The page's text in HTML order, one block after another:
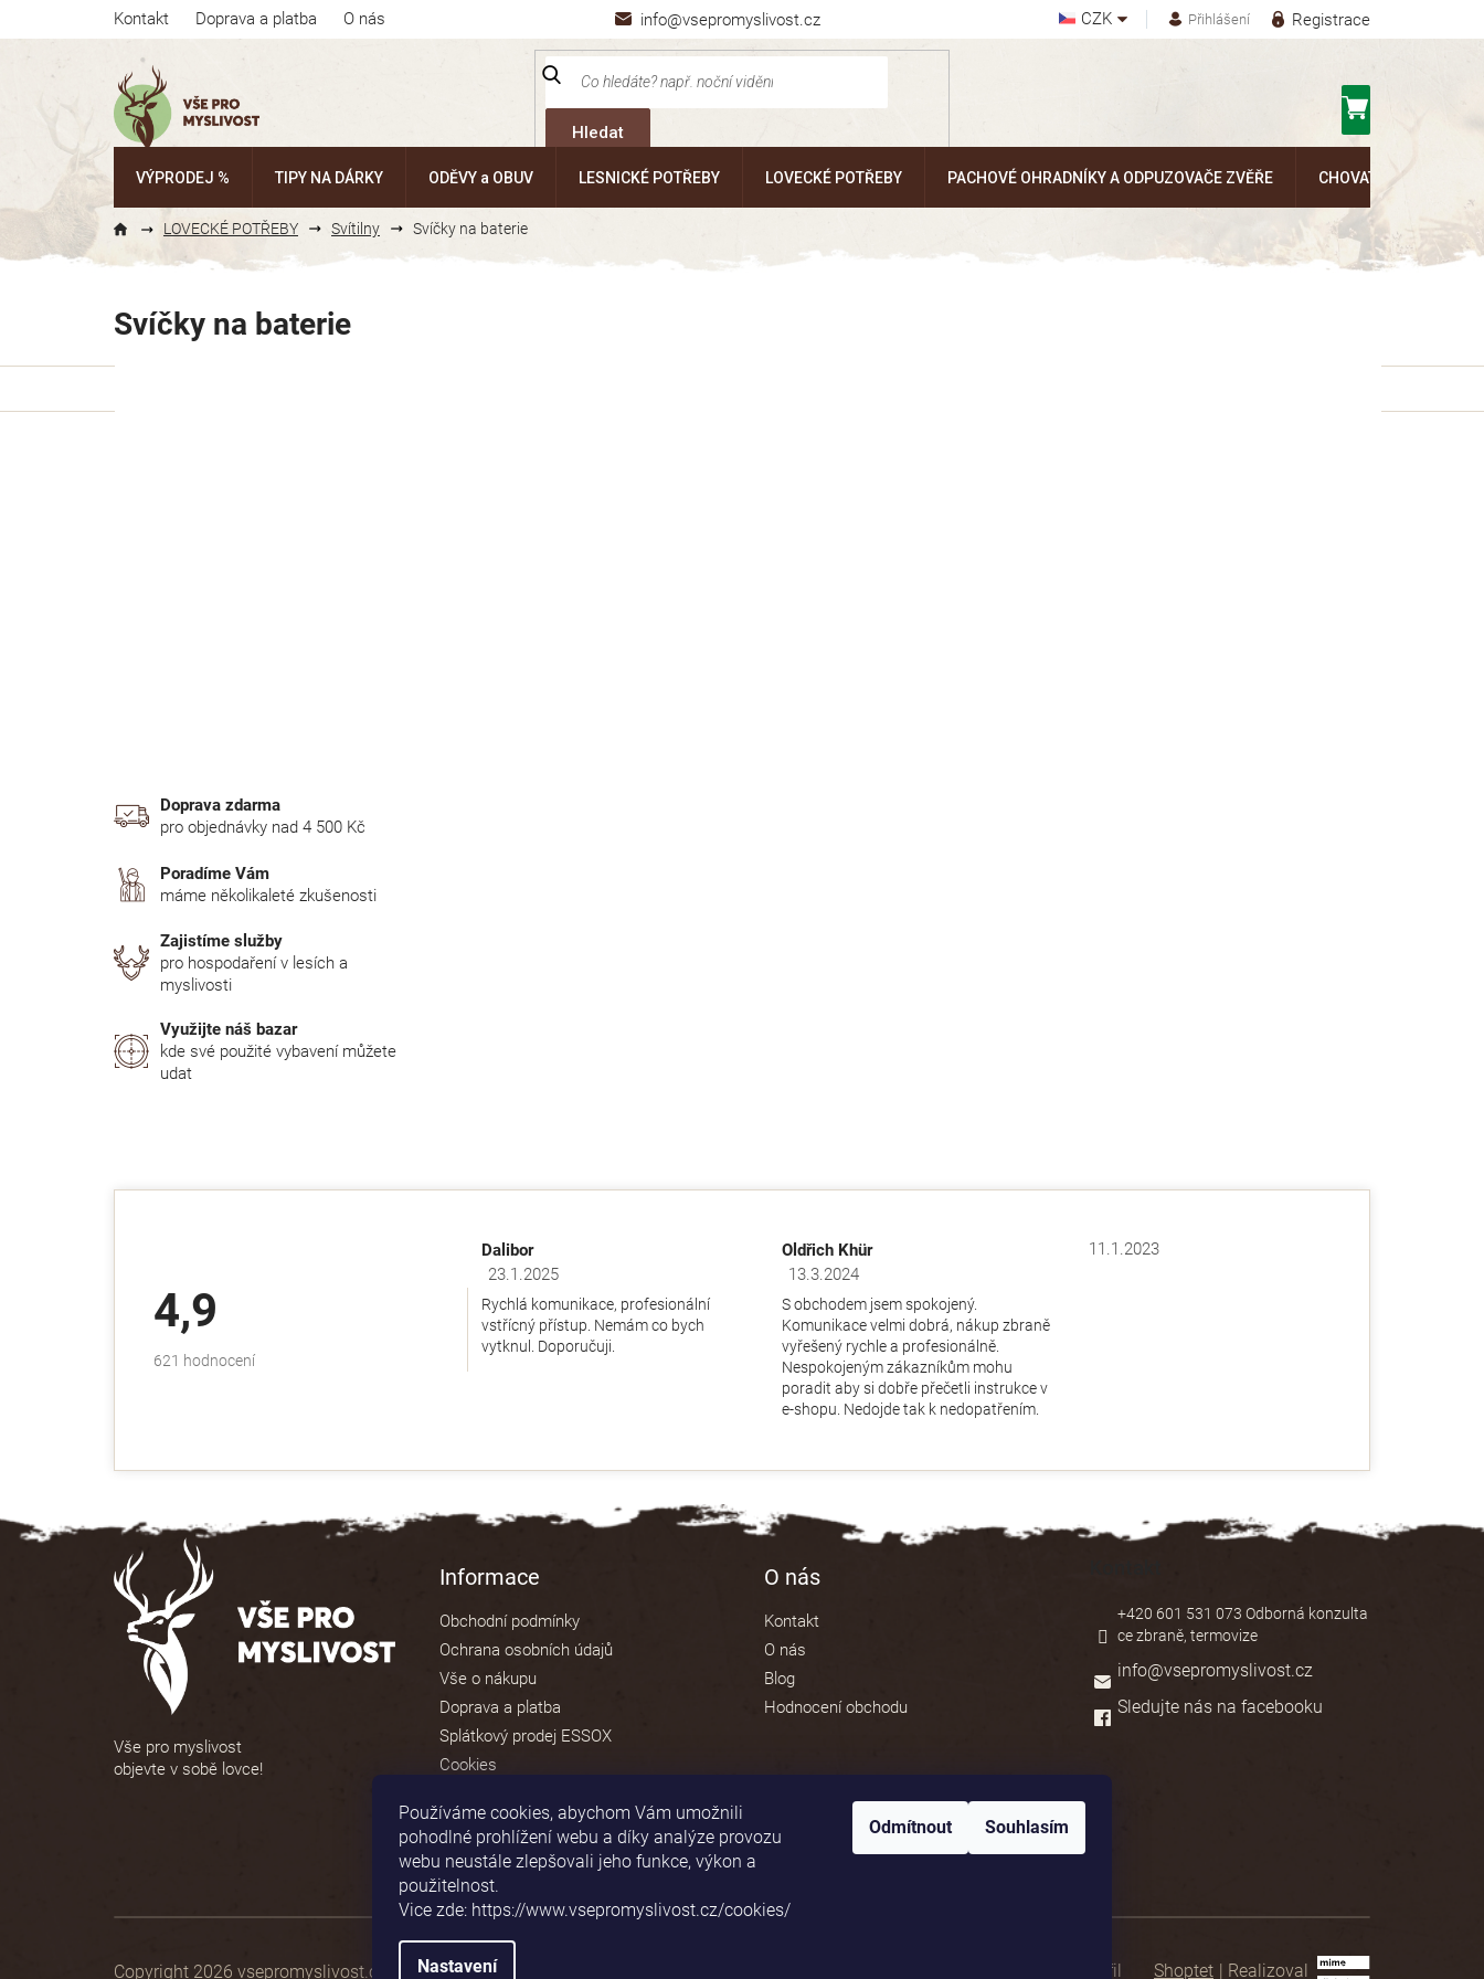
Používáme cookies, abychom Vám umožnili
pohodlné prohlížení webu a díky analýze provozu
webu neustále zlepšovali jeho funkce, výkon a
použitelnost.
Vice zde: https://www.vsepromyslivost.cz/cookies/
Nastavení
Odmítnout Souhlasím
info@vsepromyslivost.cz
Kontakt Doprava a platba O nás CZK Registrace
Přihlášení
Hledat
VÝPRODEJ % TIPY NA DÁRKY ODĚVY a OBUV LESNICKÉ POTŘEBY LOVECKÉ POTŘEBY PACHOVÉ OHRADNÍKY A ODPUZOVAČE ZVĚŘE CHOVATELSKÉ
LOVECKÉ POTŘEBY Svítilny Svíčky na baterie
Svíčky na baterie
o
l
Doprava zdarma
pro objednávky nad 4 500 Kč
Poradíme Vám
máme několikaleté zkušenosti
Zajistíme služby
pro hospodaření v lesích a
myslivosti
Využijte náš bazar
kde své použité vybavení můžete
udat
4,9
Průměrné
621 hodnocení
Dalibor
Hodnocení obchodu je 5 z 5 hvězdiček.
23.1.2025
Rychlá komunikace, profesionální
vstřícný přístup. Nemám co bych
vytknul. Doporučuji.
Oldřich Khür
Hodnocení obchodu je 5 z 5 hvězdiček.
13.3.2024
S obchodem jsem spokojený.
Komunikace velmi dobrá, nákup zbraně
vyřešený rychle a profesionálně.
Nespokojeným zákazníkům mohu
poradit aby si dobře přečetli instrukce v
e-shopu. Nedojde tak k nedopatřením.
Hodnocení obchodu je 5 z 5 hvězdiček.
11.1.2023
Vše pro myslivost
objevte v sobě lovce!
Informace
Obchodní podmínky
Ochrana osobních údajů
Vše o nákupu
Doprava a platba
Splátkový prodej ESSOX
Cookies
O nás
Kontakt
O nás
Blog
Hodnocení obchodu
info@vsepromyslivost.cz
+420 601 531 073 Odborná konzulta
ce zbraně, termovize
Sledujte nás na facebooku
Shoptet | Realizoval
Copyright 2026 vsepromyslivost.cz . Všechna práva vyhrazena.